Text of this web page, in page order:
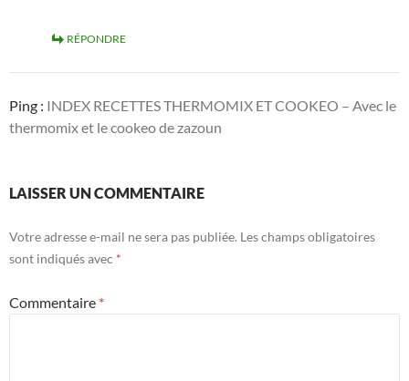
RÉPONDRE
Ping : INDEX RECETTES THERMOMIX ET COOKEO – Avec le
thermomix et le cookeo de zazoun
LAISSER UN COMMENTAIRE
Votre adresse e-mail ne sera pas publiée. Les champs obligatoires
sont indiqués avec *
Commentaire *